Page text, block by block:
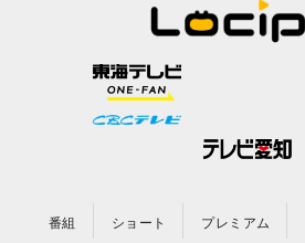
番組 ショート プレミアム